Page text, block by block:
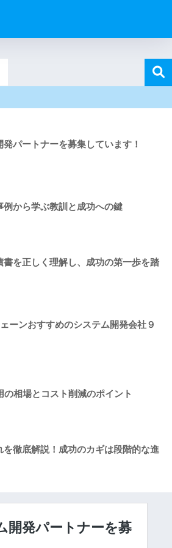
パートナーを募集しています！
例から学ぶ教訓と成功への鍵
書を正しく理解し、成功の第一歩を踏
ーンおすすめのシステム開発会社９
相場とコスト削減のポイント
を徹底解説！成功のカギは段階的な進